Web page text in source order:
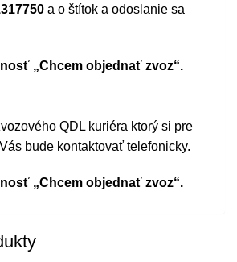
a o štítok a odoslanie sa
„Chcem objednať zvoz“.
QDL kuriéra ktorý si pre
bude kontaktovať telefonicky.
„Chcem objednať zvoz“.